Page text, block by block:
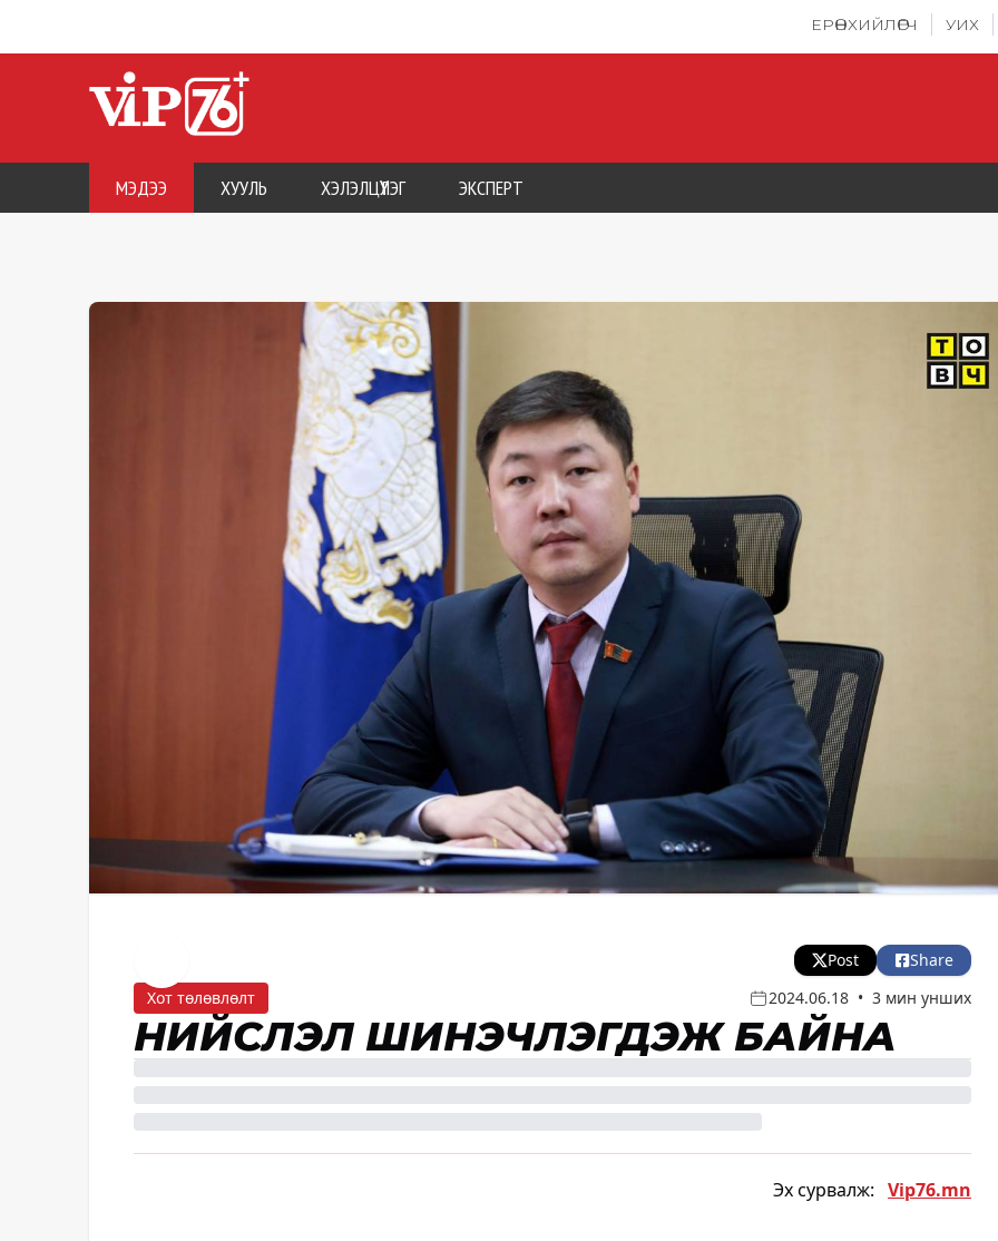
ЕРӨНХИЙЛӨГЧ УИХ
МЭДЭЭ ХУУЛЬ ХЭЛЭЛЦҮҮЛЭГ ЭКСПЕРТ
Post
Share
Хот төлөвлөлт
2024.06.18 • 3 мин унших
НИЙСЛЭЛ ШИНЭЧЛЭГДЭЖ БАЙНА
Эх сурвалж: Vip76.mn